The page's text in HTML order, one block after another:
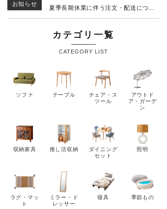
ACCOUNT MENU
person 会員登録
カテゴリーから選ぶ
テイストから選ぶ
コンテンツ
ご利用ガイド
プライバシーポリシー
お知らせ
夏季長期休業に伴う注文・配送についてお知らせ
カテゴリ一覧
CATEGORY LIST
ソファ テーブル
チェア・ス
ツール
アウトド
ア・ガーデ
ン
収納家具 推し活収納
ダイニング
セット
照明
ラグ・マッ
ト
ミラー・ド
レッサー
寝具 季節もの